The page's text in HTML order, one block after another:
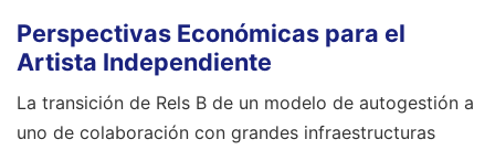
Perspectivas Económicas para el
Artista Independiente
La transición de Rels B de un modelo de autogestión a
uno de colaboración con grandes infraestructuras